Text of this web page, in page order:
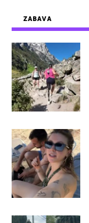
ZABAVA